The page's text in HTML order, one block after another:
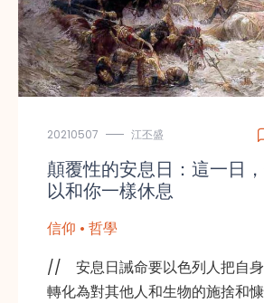
20210507 江丕盛
顛覆性的安息日：這一日
以和你一樣休息
信仰 • 哲學
// 安息日誡命要以色列人把自
轉化為對其他人和生物的施捨和